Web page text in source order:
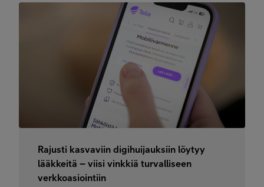
Rajusti kasvaviin digihuijauksiin löytyy
lääkkeitä – viisi vinkkiä turvalliseen
verkkoasiointiin